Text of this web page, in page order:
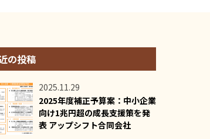
の投稿
2025.11.29
2025年度補正予算案：中小企業
向け1兆円超の成長支援策を発
表 アップシフト合同会社